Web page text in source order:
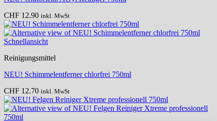
CHF 12.90 inkl. MwSt
Schnellansicht
Reinigungsmittel
NEU! Schimmelentferner chlorfrei 750ml
CHF 12.70 inkl. MwSt